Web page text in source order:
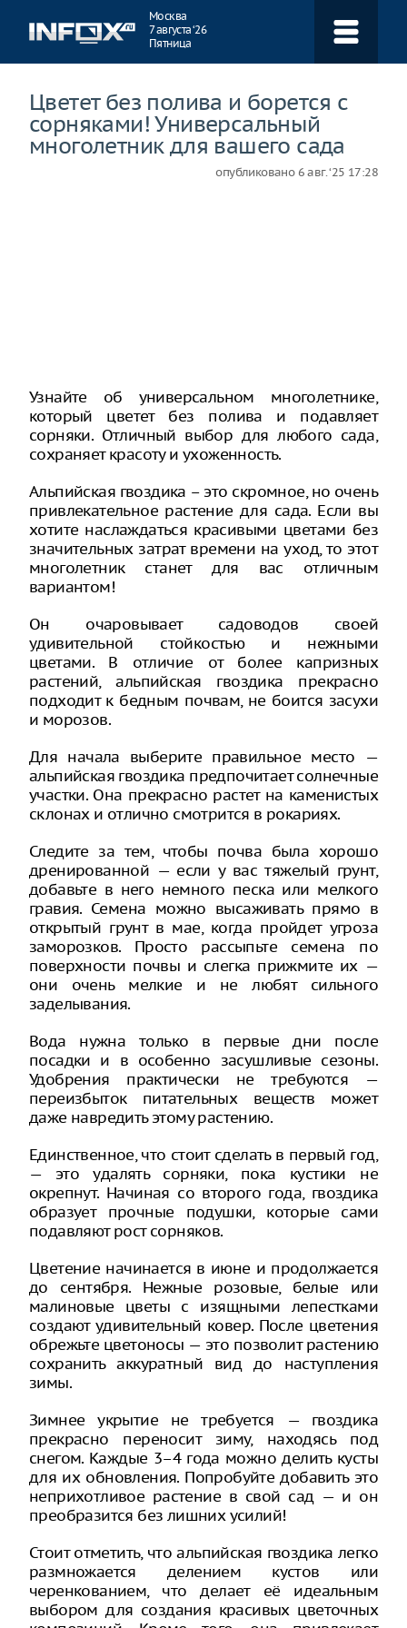
Москва
7 августа ‘26
Пятница
Цветет без полива и борется с
сорняками! Универсальный
многолетник для вашего сада
опубликовано 6 авг. ‘25 17:28
Узнайте об универсальном многолетнике,
который цветет без полива и подавляет
сорняки. Отличный выбор для любого сада,
сохраняет красоту и ухоженность.
Альпийская гвоздика – это скромное, но очень
привлекательное растение для сада. Если вы
хотите наслаждаться красивыми цветами без
значительных затрат времени на уход, то этот
многолетник станет для вас отличным
вариантом!
Он очаровывает садоводов своей
удивительной стойкостью и нежными
цветами. В отличие от более капризных
растений, альпийская гвоздика прекрасно
подходит к бедным почвам, не боится засухи
и морозов.
Для начала выберите правильное место —
альпийская гвоздика предпочитает солнечные
участки. Она прекрасно растет на каменистых
склонах и отлично смотрится в рокариях.
Следите за тем, чтобы почва была хорошо
дренированной — если у вас тяжелый грунт,
добавьте в него немного песка или мелкого
гравия. Семена можно высаживать прямо в
открытый грунт в мае, когда пройдет угроза
заморозков. Просто рассыпьте семена по
поверхности почвы и слегка прижмите их —
они очень мелкие и не любят сильного
заделывания.
Вода нужна только в первые дни после
посадки и в особенно засушливые сезоны.
Удобрения практически не требуются —
переизбыток питательных веществ может
даже навредить этому растению.
Единственное, что стоит сделать в первый год,
— это удалять сорняки, пока кустики не
окрепнут. Начиная со второго года, гвоздика
образует прочные подушки, которые сами
подавляют рост сорняков.
Цветение начинается в июне и продолжается
до сентября. Нежные розовые, белые или
малиновые цветы с изящными лепестками
создают удивительный ковер. После цветения
обрежьте цветоносы — это позволит растению
сохранить аккуратный вид до наступления
зимы.
Зимнее укрытие не требуется — гвоздика
прекрасно переносит зиму, находясь под
снегом. Каждые 3–4 года можно делить кусты
для их обновления. Попробуйте добавить это
неприхотливое растение в свой сад — и он
преобразится без лишних усилий!
Стоит отметить, что альпийская гвоздика легко
размножается делением кустов или
черенкованием, что делает её идеальным
выбором для создания красивых цветочных